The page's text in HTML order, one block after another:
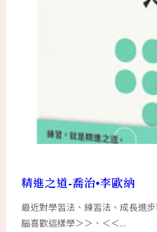
精進之道-喬治•李歐納
最近對學習法、練習法、成長進
腦喜歡這樣學＞＞、＜＜...